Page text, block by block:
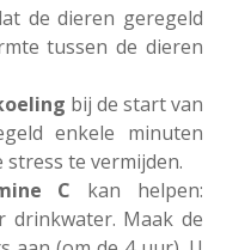
de dieren geregeld
tussen de dieren
bij de start van
enkele minuten
te vermijden.
C kan helpen:
drinkwater. Maak de